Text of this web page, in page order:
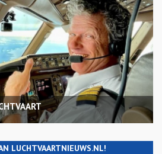
LUCHTVAARTNIEUWS.NL!